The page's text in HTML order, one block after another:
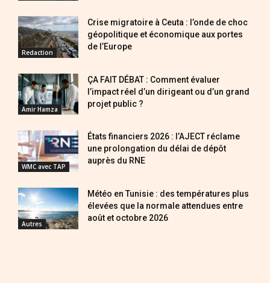
Redaction
Crise migratoire à Ceuta : l’onde de choc
géopolitique et économique aux portes
de l’Europe
Amir Hamza
ÇA FAIT DÉBAT : Comment évaluer
l’impact réel d’un dirigeant ou d’un grand
projet public ?
WMC avec TAP
États financiers 2026 : l’AJECT réclame
une prolongation du délai de dépôt
auprès du RNE
Autres
Météo en Tunisie : des températures plus
élevées que la normale attendues entre
août et octobre 2026